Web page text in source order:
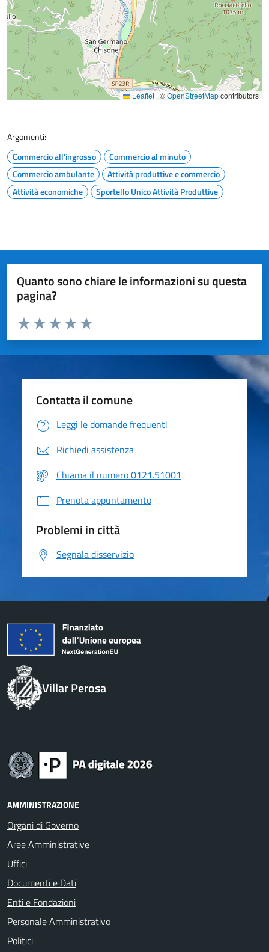
Leaflet | ©OpenStreetMapcontributors
Argomenti:
Commercio all'ingrosso
Commercio al minuto
Commercio ambulante
Attività produttive e commercio
Attività economiche
Sportello Unico Attività Produttive
Quanto sono chiare le informazioni su questa
pagina?
Valuta da 1 a 5 stelle la pagina
Valuta 5 stelle su 5
Valuta 4 stelle su 5
Valuta 3 stelle su 5
Valuta 2 stelle su 5
Valuta 1 stelle su 5
Contatta il comune
Leggi le domande frequenti
Richiedi assistenza
Chiama il numero 0121.51001
Prenota appuntamento
Problemi in città
Segnala disservizio
Villar Perosa
AMMINISTRAZIONE
Organi di Governo
Aree Amministrative
Uffici
Documenti e Dati
Enti e Fondazioni
Personale Amministrativo
Politici